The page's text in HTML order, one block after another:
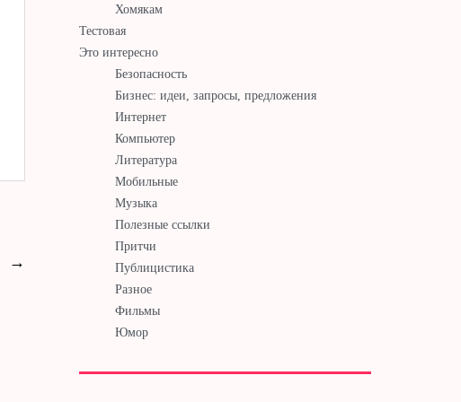
→
Хомякам
Тестовая
Это интересно
Безопасность
Бизнес: идеи, запросы, предложения
Интернет
Компьютер
Литература
Мобильные
Музыка
Полезные ссылки
Притчи
Публицистика
Разное
Фильмы
Юмор